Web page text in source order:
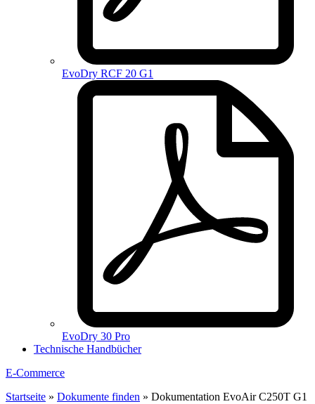
EvoDry RCF 20 G1
EvoDry 30 Pro
Technische Handbücher
E-Commerce
Startseite » Dokumente finden » Dokumentation EvoAir C250T G1